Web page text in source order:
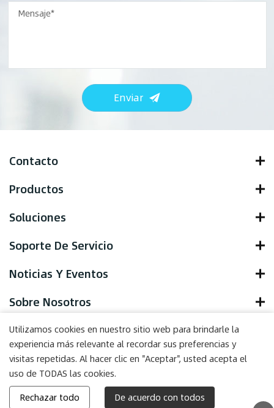
Enviar
Contacto
Productos
Soluciones
Soporte De Servicio
Noticias Y Eventos
Sobre Nosotros
Copyright © 2022 Yocell Biotechnology (Qingdao) Co., LTD. , All
Rights Reserved.
Powered by HiCheng
Utilizamos cookies en nuestro sitio web para brindarle la
experiencia más relevante al recordar sus preferencias y
visitas repetidas. Al hacer clic en "Aceptar", usted acepta el
uso de TODAS las cookies.
Rechazar todo De acuerdo con todos